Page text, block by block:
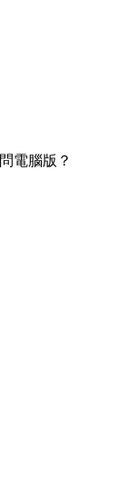
電腦版？